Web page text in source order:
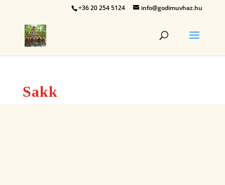
+36 20 254 5124 info@godimuvhaz.hu
Sakk